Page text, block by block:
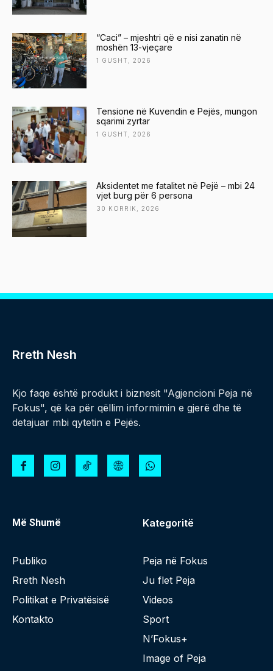
“Caci” – mjeshtri që e nisi zanatin në
moshën 13-vjeçare
1 GUSHT, 2026
Tensione në Kuvendin e Pejës, mungon
sqarimi zyrtar
1 GUSHT, 2026
Aksidentet me fatalitet në Pejë – mbi 24
vjet burg për 6 persona
30 KORRIK, 2026
Rreth Nesh
Kjo faqe është produkt i biznesit "Agjencioni Peja në
Fokus", që ka për qëllim informimin e gjerë dhe të
detajuar mbi qytetin e Pejës.
Më Shumë
Publiko
Rreth Nesh
Politikat e Privatësisë
Kontakto
Kategoritë
Peja në Fokus
Ju flet Peja
Videos
Sport
N’Fokus+
Image of Peja